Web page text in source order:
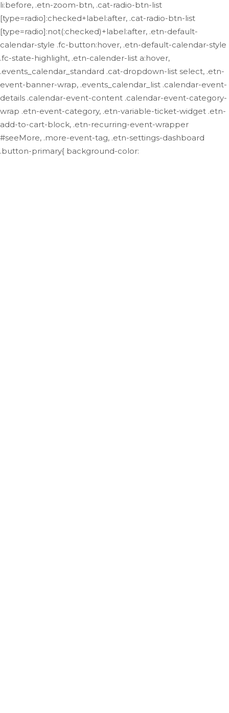
li:before, .etn-zoom-btn, .cat-radio-btn-list
[type=radio]:checked+label:after, .cat-radio-btn-list
[type=radio]:not(:checked)+label:after, .etn-default-
calendar-style .fc-button:hover, .etn-default-calendar-style
.fc-state-highlight, .etn-calender-list a:hover,
.events_calendar_standard .cat-dropdown-list select, .etn-
event-banner-wrap, .events_calendar_list .calendar-event-
details .calendar-event-content .calendar-event-category-
wrap .etn-event-category, .etn-variable-ticket-widget .etn-
add-to-cart-block, .etn-recurring-event-wrapper
#seeMore, .more-event-tag, .etn-settings-dashboard
.button-primary{ background-color: